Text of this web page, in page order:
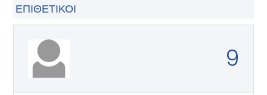
ΕΠΙΘΕΤΙΚΟΊ
9